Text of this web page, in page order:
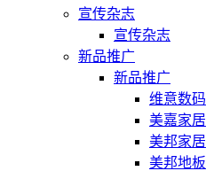
宣传杂志
宣传杂志
新品推广
新品推广
维意数码
美嘉家居
美邦家居
美邦地板